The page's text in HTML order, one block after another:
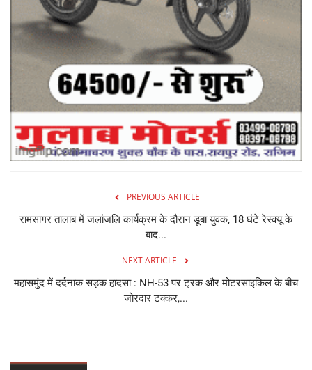
PREVIOUS ARTICLE
रामसागर तालाब में जलांजलि कार्यक्रम के दौरान डूबा युवक, 18 घंटे रेस्क्यू के
बाद...
NEXT ARTICLE
महासमुंद में दर्दनाक सड़क हादसा : NH-53 पर ट्रक और मोटरसाइकिल के बीच
जोरदार टक्कर,...